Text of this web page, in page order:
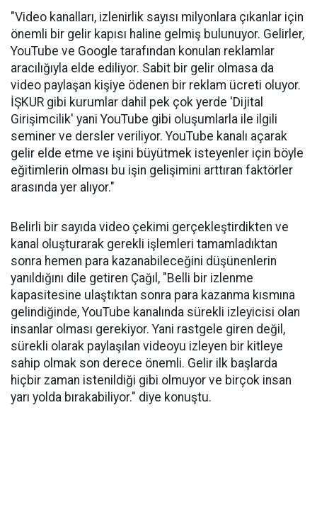
"Video kanalları, izlenirlik sayısı milyonlara çıkanlar için
önemli bir gelir kapısı haline gelmiş bulunuyor. Gelirler,
YouTube ve Google tarafından konulan reklamlar
aracılığıyla elde ediliyor. Sabit bir gelir olmasa da
video paylaşan kişiye ödenen bir reklam ücreti oluyor.
İŞKUR gibi kurumlar dahil pek çok yerde 'Dijital
Girişimcilik' yani YouTube gibi oluşumlarla ile ilgili
seminer ve dersler veriliyor. YouTube kanalı açarak
gelir elde etme ve işini büyütmek isteyenler için böyle
eğitimlerin olması bu işin gelişimini arttıran faktörler
arasında yer alıyor."
Belirli bir sayıda video çekimi gerçekleştirdikten ve
kanal oluşturarak gerekli işlemleri tamamladıktan
sonra hemen para kazanabileceğini düşünenlerin
yanıldığını dile getiren Çağıl, "Belli bir izlenme
kapasitesine ulaştıktan sonra para kazanma kısmına
gelindiğinde, YouTube kanalında sürekli izleyicisi olan
insanlar olması gerekiyor. Yani rastgele giren değil,
sürekli olarak paylaşılan videoyu izleyen bir kitleye
sahip olmak son derece önemli. Gelir ilk başlarda
hiçbir zaman istenildiği gibi olmuyor ve birçok insan
yarı yolda bırakabiliyor." diye konuştu.